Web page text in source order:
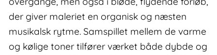
der giver maleriet en organisk og næsten
musikalsk rytme. Samspillet mellem de varme
og kølige toner tilfører værket både dybde og